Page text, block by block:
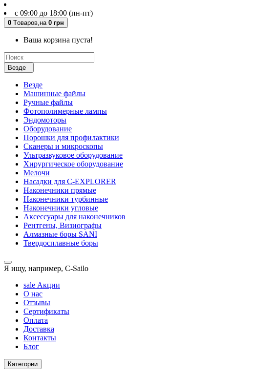
с 09:00 до 18:00 (пн-пт)
0 Tоваров, на 0 грн
Ваша корзина пуста!
Везде
Везде
Машинные файлы
Ручные файлы
Фотополимерные лампы
Эндомоторы
Оборудование
Порошки для профилактики
Сканеры и микроскопы
Ультразвуковое оборудование
Хирургическое оборудование
Мелочи
Насадки для C-EXPLORER
Наконечники прямые
Наконечники турбинные
Наконечники угловые
Аксессуары для наконечников
Рентгены, Визиографы
Алмазные боры SANI
Твердосплавные боры
Я ищу, например, C-Sailo
sale Акции
О нас
Отзывы
Сертификаты
Оплата
Доставка
Контакты
Блог
Категории